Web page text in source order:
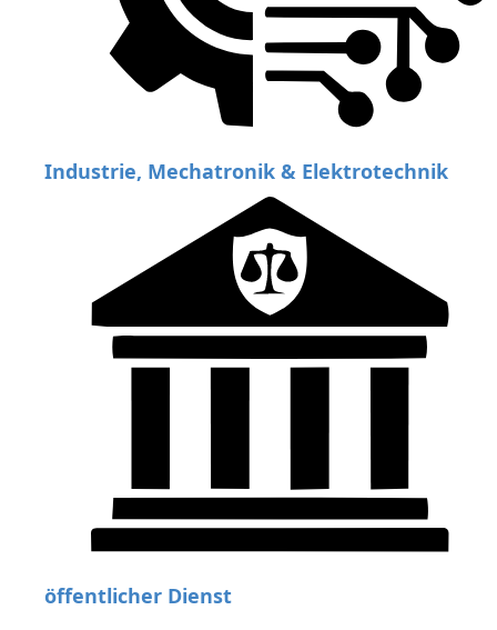
Industrie, Mechatronik & Elektrotechnik
öffentlicher Dienst